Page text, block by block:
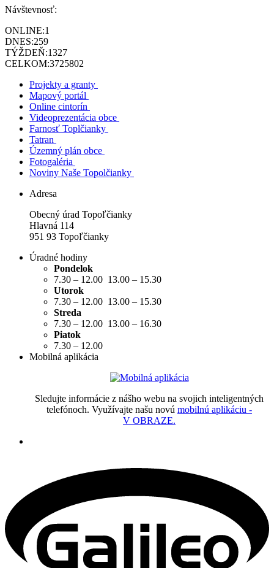
Návštevnosť:
ONLINE:1
DNES:259
TÝŽDEŇ:1327
CELKOM:3725802
Projekty a granty
Mapový portál
Online cintorín
Videoprezentácia obce
Farnosť Toplčianky
Tatran
Územný plán obce
Fotogaléria
Noviny Naše Topolčianky
Adresa
Obecný úrad Topoľčianky
Hlavná 114
951 93 Topoľčianky
Úradné hodiny
Pondelok
7.30 – 12.00 13.00 – 15.30
Utorok
7.30 – 12.00 13.00 – 15.30
Streda
7.30 – 12.00 13.00 – 16.30
Piatok
7.30 – 12.00
Mobilná aplikácia
Sledujte informácie z nášho webu na svojich inteligentných
telefónoch. Využívajte našu novú mobilnú aplikáciu -
V OBRAZE.